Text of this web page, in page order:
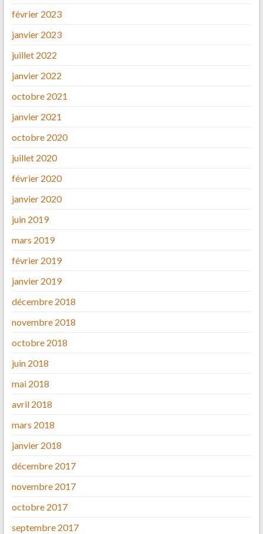
février 2023
janvier 2023
juillet 2022
janvier 2022
octobre 2021
janvier 2021
octobre 2020
juillet 2020
février 2020
janvier 2020
juin 2019
mars 2019
février 2019
janvier 2019
décembre 2018
novembre 2018
octobre 2018
juin 2018
mai 2018
avril 2018
mars 2018
janvier 2018
décembre 2017
novembre 2017
octobre 2017
septembre 2017